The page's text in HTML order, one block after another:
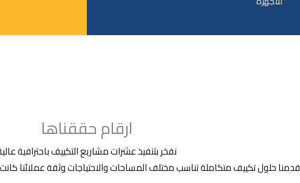
ارقام حققناها
نفخر بتنفيذ عشرات مشاريع التكييف باحترافية
قدمنا حلول تكييف متكاملة تناسب مختلف المساحات والاحتياجات وثقة عملائنا كانت